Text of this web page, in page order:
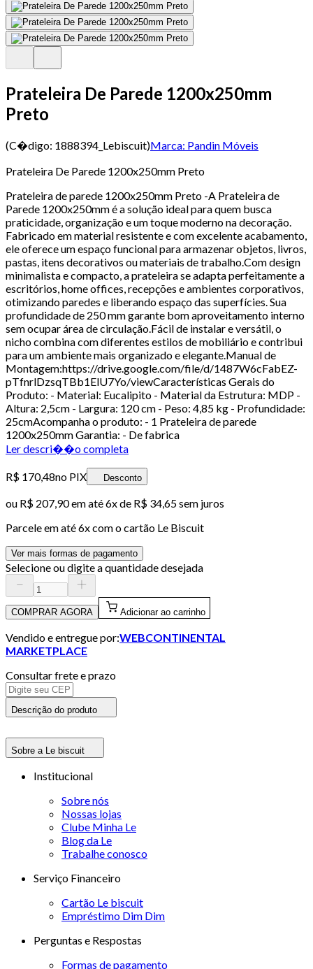
Prateleira De Parede 1200x250mm
Preto
(C�digo: 1888394_Lebiscuit)Marca: Pandin Móveis
Prateleira De Parede 1200x250mm Preto
Prateleira de parede 1200x250mm Preto -A Prateleira de
Parede 1200x250mm é a solução ideal para quem busca
praticidade, organização e um toque moderno na decoração.
Fabricado em material resistente e com excelente acabamento,
ele oferece um espaço funcional para armazenar objetos, livros,
pastas, itens decorativos ou materiais de trabalho.Com design
minimalista e compacto, a prateleira se adapta perfeitamente a
escritórios, home offices, recepções e ambientes corporativos,
otimizando paredes e liberando espaço das superfícies. Sua
profundidade de 250 mm garante bom aproveitamento interno
sem ocupar área de circulação.Fácil de instalar e versátil, o
nicho combina com diferentes estilos de mobiliário e contribui
para um ambiente mais organizado e elegante.Manual de
Montagem:https://drive.google.com/file/d/1487W6cFabEZ-
pTfnrlDzsqTBb1ElU7Yo/viewCaracterísticas Gerais do
Produto: - Material: Eucalipito - Material da Estrutura: MDP -
Altura: 2,5cm - Largura: 120 cm - Peso: 4,85 kg - Profundidade:
25cmAcompanha o produto: - 1 Prateleira de parede
1200x250mm Garantia: - De fabrica
Ler descri��o completa
R$ 170,48no PIX Desconto
ou R$ 207,90em até6x de R$ 34,65 sem juros
Parcele em até6x com o cartão Le Biscuit
Ver mais formas de pagamento
Selecione ou digite a quantidade desejada
COMPRAR AGORA Adicionar ao carrinho
Vendido e entregue por:WEBCONTINENTAL
MARKETPLACE
Consultar frete e prazo
Descrição do produto
Sobre a Le biscuit
Institucional
Sobre nós
Nossas lojas
Clube Minha Le
Blog da Le
Trabalhe conosco
Serviço Financeiro
Cartão Le biscuit
Empréstimo Dim Dim
Perguntas e Respostas
Formas de pagamento